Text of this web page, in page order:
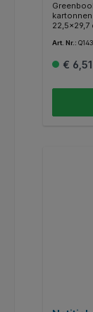
Gelijnd:
Art. Nr.:
€